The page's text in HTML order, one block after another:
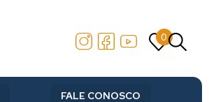
0
0
FALE CONOSCO